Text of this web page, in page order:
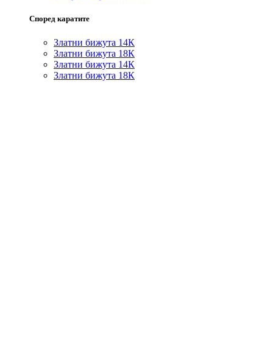
Според каратите
Златни бижута 14К
Златни бижута 18К
Златни бижута 14К
Златни бижута 18К